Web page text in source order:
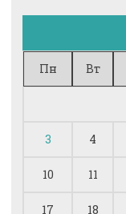
Пн Вт
3 4
10 11
17 18